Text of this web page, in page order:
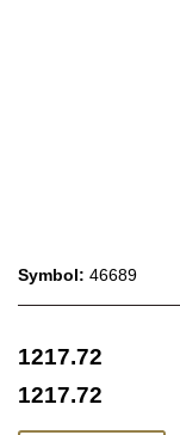
Symbol: 46689
1217.72
1217.72